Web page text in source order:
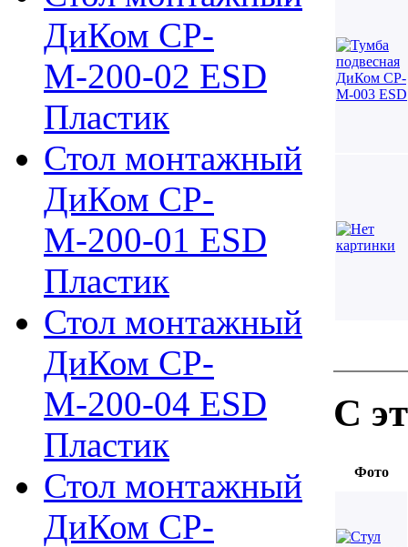
ДиКом СР-
М-200-02 ESD
Пластик
Стол монтажный
ДиКом СР-
М-200-01 ESD
Пластик
Стол монтажный
ДиКом СР-
М-200-04 ESD
Пластик
Стол монтажный
ДиКом СР-
С
Фото